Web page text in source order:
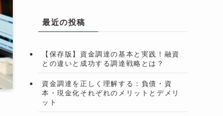
最近の投稿
【保存版】資金調達の基本と実践！融資
との違いと成功する調達戦略とは？
資金調達を正しく理解する：負債・資
本・現金化それぞれのメリットとデメリ
ット